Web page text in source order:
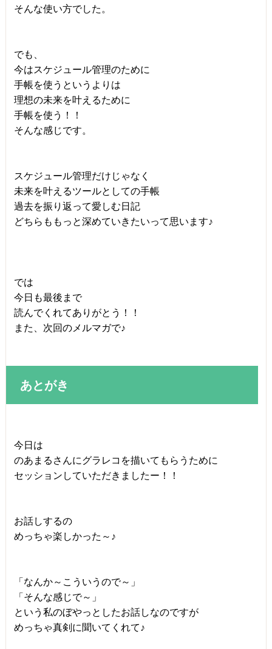
そんな使い方でした。
でも、
今はスケジュール管理のために
手帳を使うというよりは
理想の未来を叶えるために
手帳を使う！！
そんな感じです。
スケジュール管理だけじゃなく
未来を叶えるツールとしての手帳
過去を振り返って愛しむ日記
どちらももっと深めていきたいって思います♪
では
今日も最後まで
読んでくれてありがとう！！
また、次回のメルマガで♪
あとがき
今日は
のあまるさんにグラレコを描いてもらうために
セッションしていただきましたー！！
お話しするの
めっちゃ楽しかった～♪
「なんか～こういうので～」
「そんな感じで～」
という私のぼやっとしたお話しなのですが
めっちゃ真剣に聞いてくれて♪